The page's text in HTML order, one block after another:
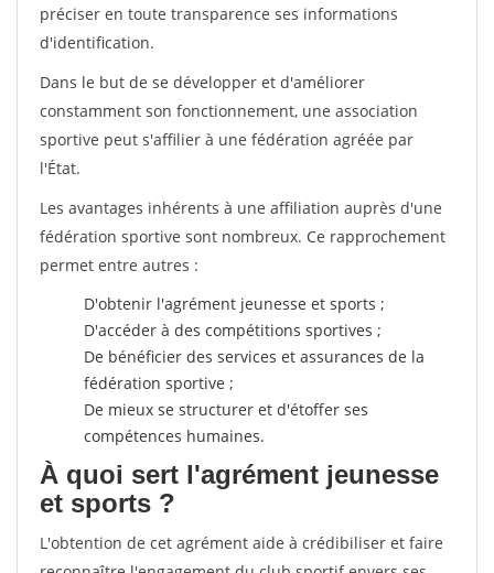
préciser en toute transparence ses informations
d'identification.
Dans le but de se développer et d'améliorer
constamment son fonctionnement, une association
sportive peut s'affilier à une fédération agréée par
l'État.
Les avantages inhérents à une affiliation auprès d'une
fédération sportive sont nombreux. Ce rapprochement
permet entre autres :
D'obtenir l'agrément jeunesse et sports ;
D'accéder à des compétitions sportives ;
De bénéficier des services et assurances de la
fédération sportive ;
De mieux se structurer et d'étoffer ses
compétences humaines.
À quoi sert l'agrément jeunesse
et sports ?
L'obtention de cet agrément aide à crédibiliser et faire